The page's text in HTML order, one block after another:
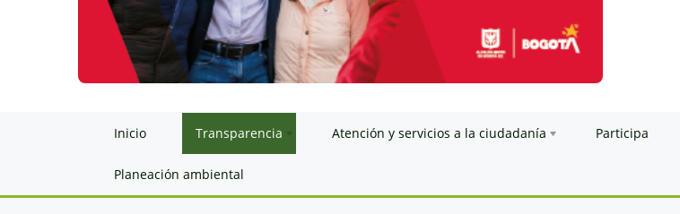
Inicio Transparencia Atención y servicios a la ciudadanía Participa
Planeación ambiental